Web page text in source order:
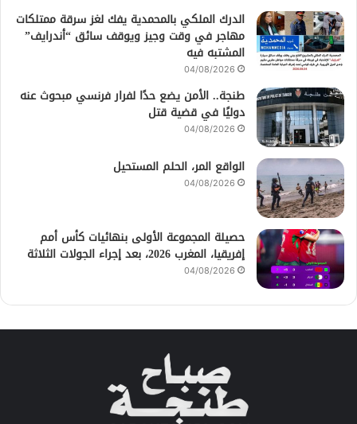
الدرك الملكي بالمحمدية يفك لغز سرقة ممتلكات
مهاجر في وقت وجيز ويوقف سائق “أندرايف”
المشتبه فيه
04/08/2026
طنجة.. الأمن يضع حدًا لفرار فرنسي مبحوث عنه
دوليًا في قضية قتل
04/08/2026
الواقع المر، الحلم المستحيل
04/08/2026
حصيلة المجموعة الأولى بنهائيات كأس أمم
إفريقيا، المغرب 2026، بعد إجراء الجولات الثلاثة
04/08/2026